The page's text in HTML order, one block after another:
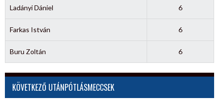
Ladányi Dániel 6
Farkas István 6
Buru Zoltán 6
KÖVETKEZŐ UTÁNPÓTLÁSMECCSEK